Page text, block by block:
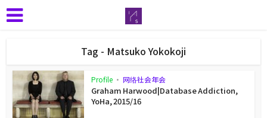
Tag - Matsuko Yokokoji
Profile • 网络社会年会
Graham Harwood|Database Addiction,
YoHa, 2015/16